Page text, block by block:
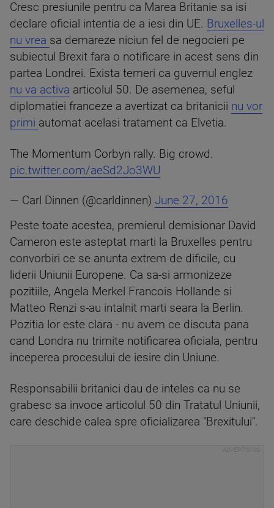
Cresc presiunile pentru ca Marea Britanie sa isi
declare oficial intentia de a iesi din UE. Bruxelles-ul
nu vrea sa demareze niciun fel de negocieri pe
subiectul Brexit fara o notificare in acest sens din
partea Londrei. Exista temeri ca guvernul englez
nu va activa articolul 50. De asemenea, seful
diplomatiei franceze a avertizat ca britanicii nu vor
primi automat acelasi tratament ca Elvetia.
The Momentum Corbyn rally. Big crowd.
pic.twitter.com/aeSd2Jo3WU
— Carl Dinnen (@carldinnen) June 27, 2016
Peste toate acestea, premierul demisionar David
Cameron este asteptat marti la Bruxelles pentru
convorbiri ce se anunta extrem de dificile, cu
liderii Uniunii Europene. Ca sa-si armonizeze
pozitiile, Angela Merkel Francois Hollande si
Matteo Renzi s-au intalnit marti seara la Berlin.
Pozitia lor este clara - nu avem ce discuta pana
cand Londra nu trimite notificarea oficiala, pentru
inceperea procesului de iesire din Uniune.
Responsabilii britanici dau de inteles ca nu se
grabesc sa invoce articolul 50 din Tratatul Uniunii,
care deschide calea spre oficializarea "Brexitului".